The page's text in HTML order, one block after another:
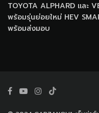
TOYOTA ALPHARD และ
พร้อมรุ่นย่อยใหม่ HEV
พร้อมส่งมอบ